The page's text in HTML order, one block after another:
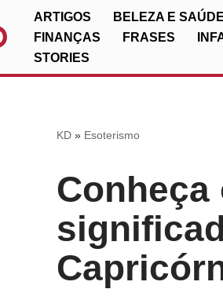
ARTIGOS BELEZA E SAÚDE
FINANÇAS
FRASES
STORIES
KD» Esoterismo
Conheça